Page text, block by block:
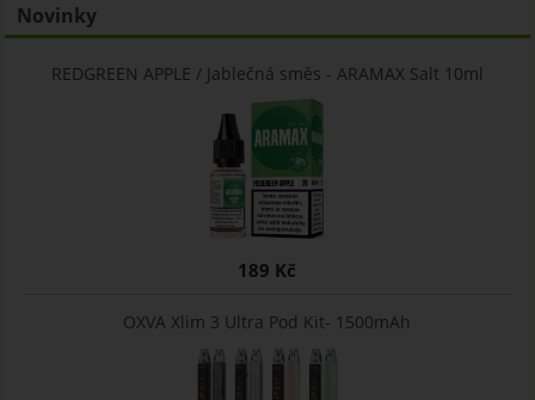
Novinky
REDGREEN APPLE / Jablečná směs - ARAMAX Salt 10ml
189 Kč
OXVA Xlim 3 Ultra Pod Kit- 1500mAh